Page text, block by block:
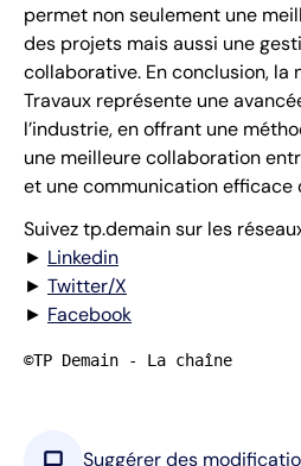
permet non seulement une
des projets mais aussi une
collaborative. En conclusion, la
Travaux représente une
l’industrie, en offrant une
une meilleure collaboration
et une communication efficace
Suivez tp.demain sur les
► Linkedin
► Twitter/X
► Facebook
©TP Demain - La chaîne
chat_bubble Suggérer des